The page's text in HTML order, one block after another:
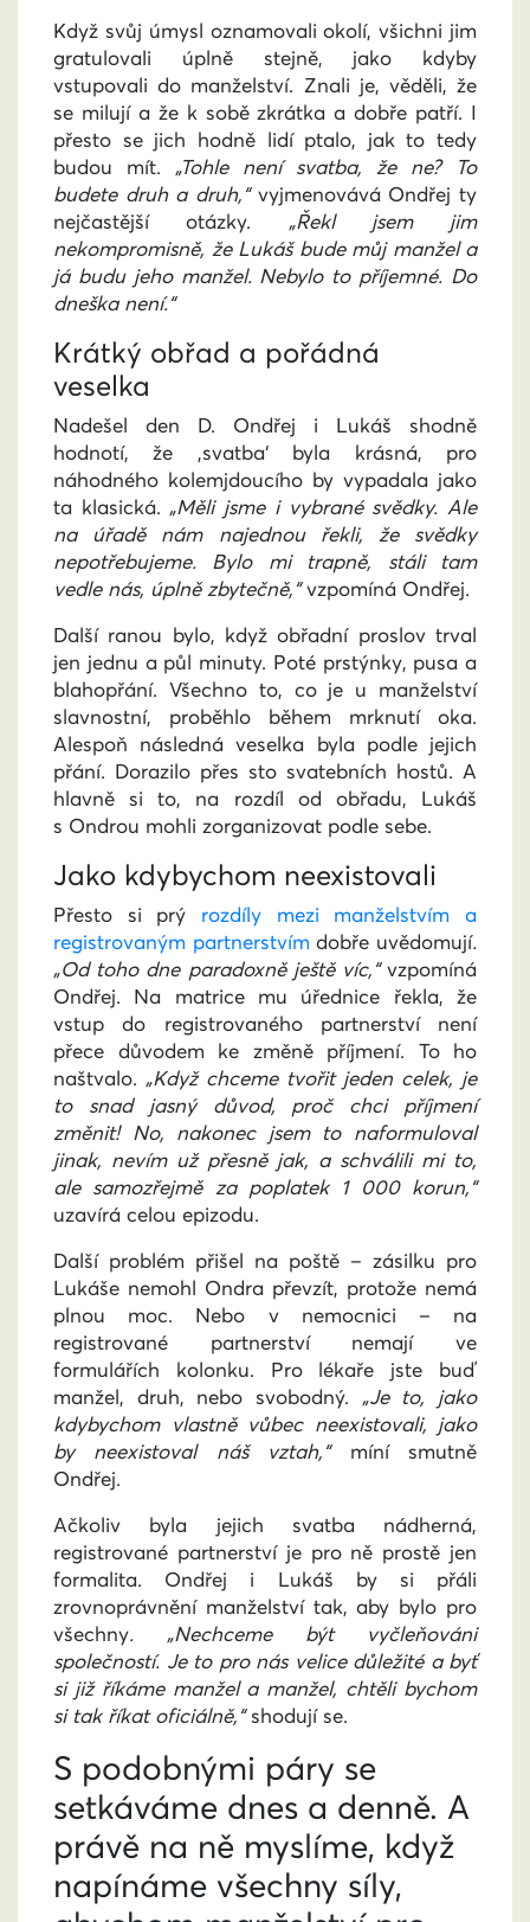
Když svůj úmysl oznamovali okolí, všichni jim
gratulovali úplně stejně, jako kdyby
vstupovali do manželství. Znali je, věděli, že
se milují a že k sobě zkrátka a dobře patří. I
přesto se jich hodně lidí ptalo, jak to tedy
budou mít. „Tohle není svatba, že ne? To
budete druh a druh,“vyjmenovává Ondřej ty
nejčastější otázky. „Řekl jsem jim
nekompromisně, že Lukáš bude můj manžel a
já budu jeho manžel. Nebylo to příjemné. Do
dneška není.“
Krátký obřad a pořádná
veselka
Nadešel den D. Ondřej i Lukáš shodně
hodnotí, že ‚svatba‘ byla krásná, pro
náhodného kolemjdoucího by vypadala jako
ta klasická. „Měli jsme i vybrané svědky. Ale
na úřadě nám najednou řekli, že svědky
nepotřebujeme. Bylo mi trapně, stáli tam
vedle nás, úplně zbytečně,“vzpomíná Ondřej.
Další ranou bylo, když obřadní proslov trval
jen jednu a půl minuty. Poté prstýnky, pusa a
blahopřání. Všechno to, co je u manželství
slavnostní, proběhlo během mrknutí oka.
Alespoň následná veselka byla podle jejich
přání. Dorazilo přes sto svatebních hostů. A
hlavně si to, na rozdíl od obřadu, Lukáš
s Ondrou mohli zorganizovat podle sebe.
Jako kdybychom neexistovali
Přesto si prý rozdíly mezi manželstvím a
registrovaným partnerstvím dobře uvědomují.
„Od toho dne paradoxně ještě víc,“vzpomíná
Ondřej. Na matrice mu úřednice řekla, že
vstup do registrovaného partnerství není
přece důvodem ke změně příjmení. To ho
naštvalo. „Když chceme tvořit jeden celek, je
to snad jasný důvod, proč chci příjmení
změnit! No, nakonec jsem to naformuloval
jinak, nevím už přesně jak, a schválili mi to,
ale samozřejmě za poplatek 1 000 korun,“
uzavírá celou epizodu.
Další problém přišel na poště – zásilku pro
Lukáše nemohl Ondra převzít, protože nemá
plnou moc. Nebo v nemocnici – na
registrované partnerství nemají ve
formulářích kolonku. Pro lékaře jste buď
manžel, druh, nebo svobodný. „Je to, jako
kdybychom vlastně vůbec neexistovali, jako
by neexistoval náš vztah,“míní smutně
Ondřej.
Ačkoliv byla jejich svatba nádherná,
registrované partnerství je pro ně prostě jen
formalita. Ondřej i Lukáš by si přáli
zrovnoprávnění manželství tak, aby bylo pro
všechny. „Nechceme být vyčleňováni
společností. Je to pro nás velice důležité a byť
si již říkáme manžel a manžel, chtěli bychom
si tak říkat oficiálně,“shodují se.
S podobnými páry se
setkáváme dnes a denně. A
právě na ně myslíme, když
napínáme všechny síly,